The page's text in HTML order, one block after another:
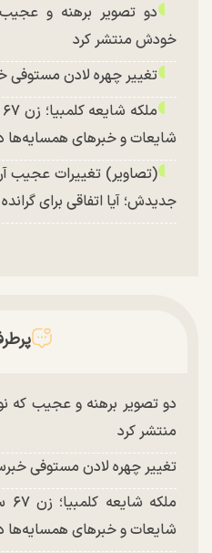
دو تصویر برهنه و
خودش منتشر کرد
تغییر چهره لادن مستوفی
شایعات و خبر‌های همسایه‌ها
(تصاویر) تغییرات عجیب
جدیدش؛ آیا اتفاقی برای
دو تصویر برهنه و عجیب که
منتشر کرد
تغییر چهره لادن مستوفی
شایعات و خبر‌های همسایه‌ها